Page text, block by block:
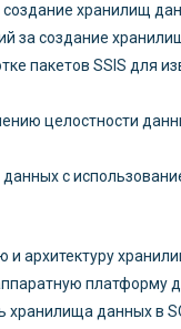
хранилищ
за создание
пакетов SSIS для
целостности
с
и архитектуру
платформу
хранилища данных в